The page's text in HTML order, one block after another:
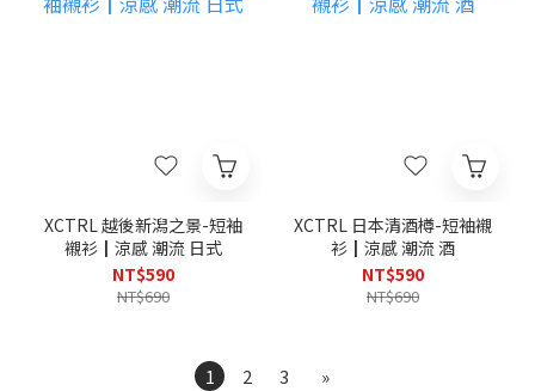
XCTRL 越後新潟之景-短袖
襯衫┃涼感 潮流 日式
NT$590
NT$690
XCTRL 日本清酒樽-短袖襯
衫┃涼感 潮流 酒
NT$590
NT$690
1 2 3 »